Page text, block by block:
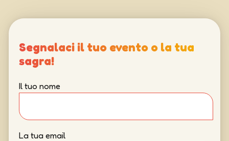
Segnalaci il tuo evento o la tua
sagra!
Il tuo nome
La tua email